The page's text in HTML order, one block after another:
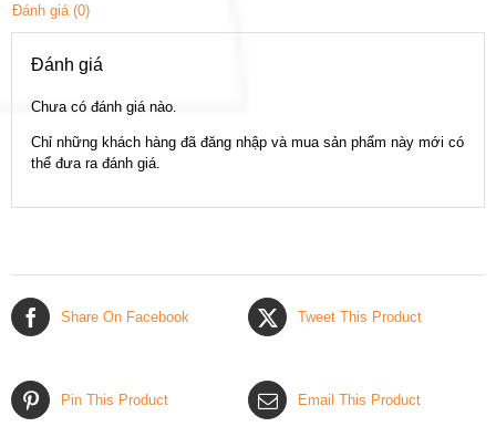
Đánh giá (0)
Đánh giá
Chưa có đánh giá nào.
Chỉ những khách hàng đã đăng nhập và mua sản phẩm này mới có
thể đưa ra đánh giá.
Share On Facebook Tweet This Product
Pin This Product Email This Product